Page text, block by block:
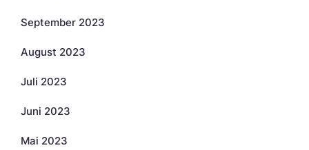
September 2023
August 2023
Juli 2023
Juni 2023
Mai 2023